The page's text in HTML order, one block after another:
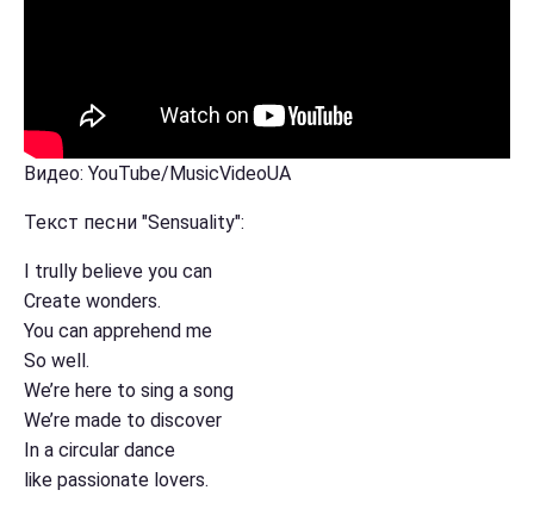
Видео: YouTube/MusicVideoUA
Текст песни "Sensuality":
I trully believe you can
Create wonders.
You can apprehend me
So well.
We’re here to sing a song
We’re made to discover
In a circular dance
like passionate lovers.